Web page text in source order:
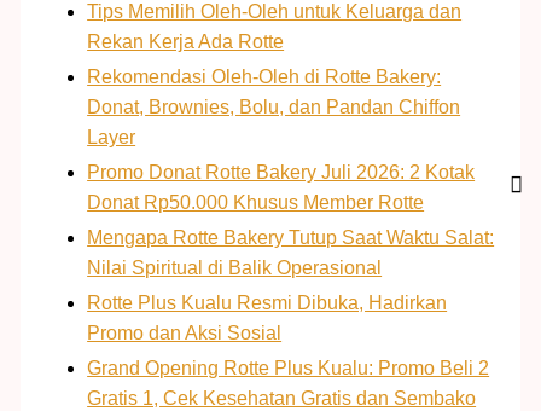
Tips Memilih Oleh-Oleh untuk Keluarga dan
Rekan Kerja Ada Rotte
Rekomendasi Oleh-Oleh di Rotte Bakery:
Donat, Brownies, Bolu, dan Pandan Chiffon
Layer
Promo Donat Rotte Bakery Juli 2026: 2 Kotak
Donat Rp50.000 Khusus Member Rotte
Mengapa Rotte Bakery Tutup Saat Waktu Salat:
Nilai Spiritual di Balik Operasional
Rotte Plus Kualu Resmi Dibuka, Hadirkan
Promo dan Aksi Sosial
Grand Opening Rotte Plus Kualu: Promo Beli 2
Gratis 1, Cek Kesehatan Gratis dan Sembako